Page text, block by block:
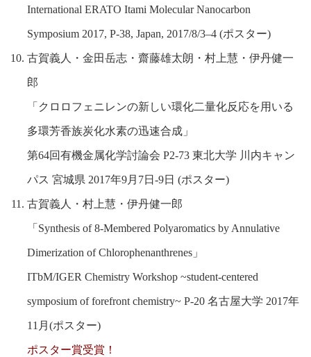
International ERATO Itami Molecular Nanocarbon
Symposium 2017, P-38, Japan, 2017/8/3–4 (ポスター)
古賀義人・金田岳志・齋藤雄太朗・村上慧・伊丹健一
郎
「クロロフェニレンの新しい環化二量化反応を用いる
多環芳香族炭化水素の迅速合成」
第64回有機金属化学討論会 P2-73 東北大学 川内キャン
パス 宮城県 2017年9月7日-9日 (ポスター)
古賀義人・村上慧・伊丹健一郎
「Synthesis of 8-Membered Polyaromatics by Annulative
Dimerization of Chlorophenanthrenes」
ITbM/IGER Chemistry Workshop ~student-centered
symposium of forefront chemistry~ P-20 名古屋大学 2017年
11月(ポスター)
ポスター賞受賞！